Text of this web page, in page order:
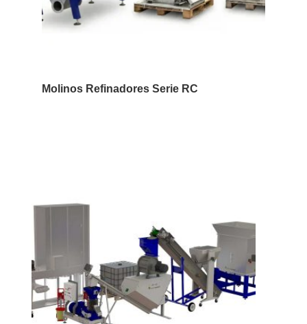
Molinos Refinadores Serie RC